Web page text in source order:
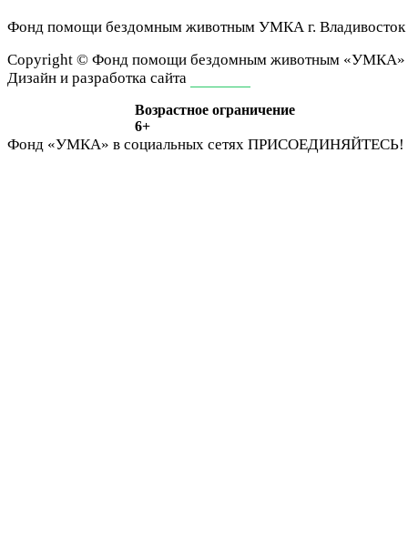
Фонд помощи бездомным животным УМКА г. Владивосток
Сopyright © Фонд помощи бездомным животным «УМКА»
Дизайн и разработка сайта
Возрастное ограничение
6+
Фонд «УМКА» в социальных сетях ПРИСОЕДИНЯЙТЕСЬ!